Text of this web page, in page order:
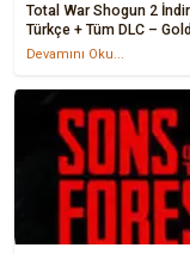
Total War Shogun 2 İndir
Türkçe + Tüm DLC –
Devamını Oku...